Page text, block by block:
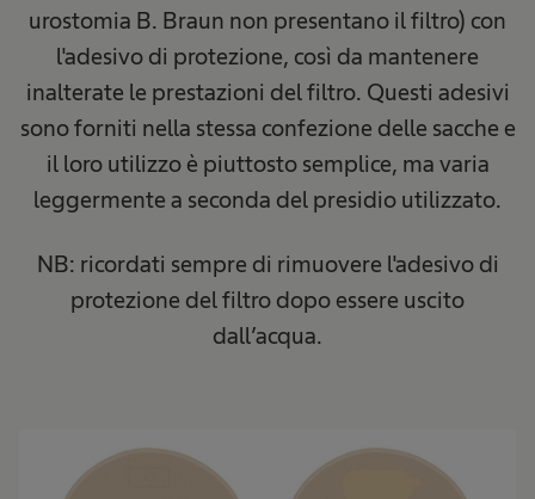
urostomia B. Braun non presentano il filtro) con
l'adesivo di protezione, così da mantenere
inalterate le prestazioni del filtro. Questi adesivi
sono forniti nella stessa confezione delle sacche e
il loro utilizzo è piuttosto semplice, ma varia
leggermente a seconda del presidio utilizzato.
NB: ricordati sempre di rimuovere l'adesivo di
protezione del filtro dopo essere uscito
dall’acqua.